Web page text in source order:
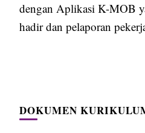
dengan Aplikasi K-MOB
hadir dan pelaporan
DOKUMEN